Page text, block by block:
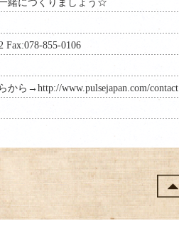
緒につくりましょう☆
Fax:078-855-0106
から→ http://www.pulsejapan.com/contact